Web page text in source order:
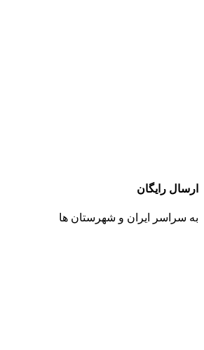
ارسال رایگان
به سراسر ایران و شهرستان ها